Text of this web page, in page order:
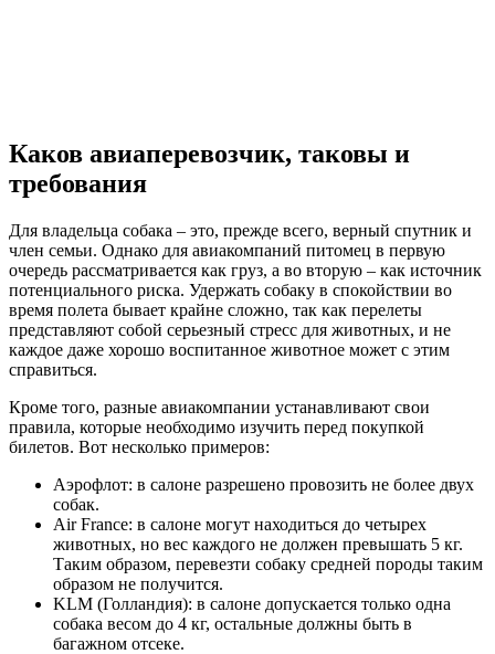
Каков авиаперевозчик, таковы и
требования
Для владельца собака – это, прежде всего, верный спутник и
член семьи. Однако для авиакомпаний питомец в первую
очередь рассматривается как груз, а во вторую – как источник
потенциального риска. Удержать собаку в спокойствии во
время полета бывает крайне сложно, так как перелеты
представляют собой серьезный стресс для животных, и не
каждое даже хорошо воспитанное животное может с этим
справиться.
Кроме того, разные авиакомпании устанавливают свои
правила, которые необходимо изучить перед покупкой
билетов. Вот несколько примеров:
Аэрофлот: в салоне разрешено провозить не более двух
собак.
Air France: в салоне могут находиться до четырех
животных, но вес каждого не должен превышать 5 кг.
Таким образом, перевезти собаку средней породы таким
образом не получится.
KLM (Голландия): в салоне допускается только одна
собака весом до 4 кг, остальные должны быть в
багажном отсеке.